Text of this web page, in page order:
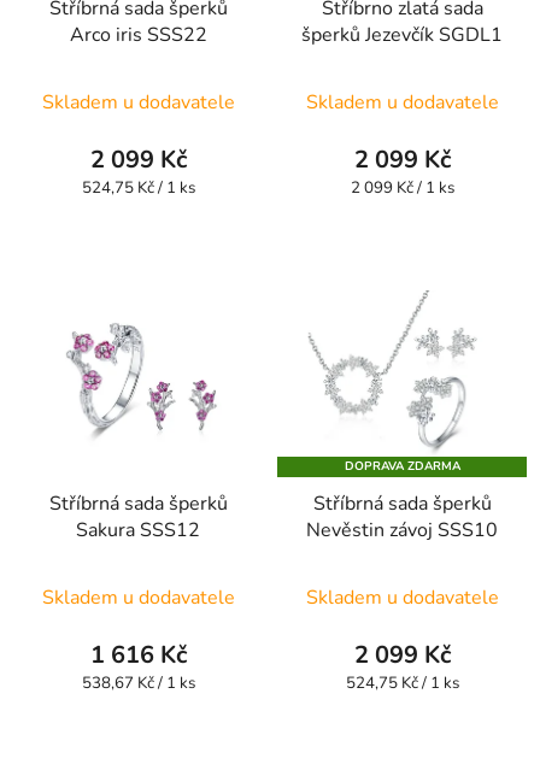
Stříbrná sada šperků
Arco iris SSS22
Skladem u dodavatele
2 099 Kč
Měrná
524,75 Kč / 1 ks
Stříbrno zlatá sada
šperků Jezevčík SGDL1
Skladem u dodavatele
2 099 Kč
Měrná
2 099 Kč / 1 ks
Stříbrná sada šperků
Sakura SSS12
Skladem u dodavatele
1 616 Kč
Měrná
538,67 Kč / 1 ks
DOPRAVA ZDARMA
Stříbrná sada šperků
Nevěstin závoj SSS10
Skladem u dodavatele
2 099 Kč
Měrná
524,75 Kč / 1 ks